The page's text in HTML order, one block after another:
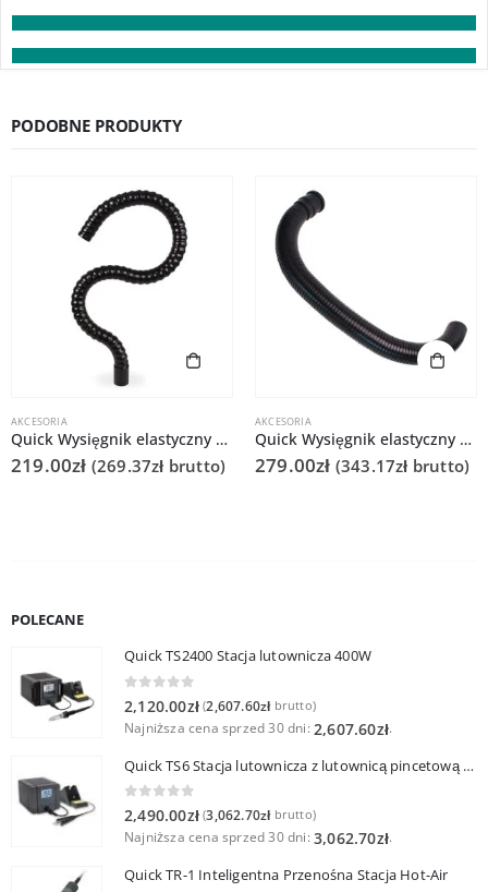
PODOBNE PRODUKTY
AKCESORIA
Quick Wysięgnik elastyczny KAP 50/1200mm do Q6101/6102 na króciec fi 50 mm
219.00zł (269.37zł brutto)
AKCESORIA
Quick Wysięgnik elastyczny okrągły KAV 50/800mm do Q6101/6102 na króciec fi 50 mm
279.00zł (343.17zł brutto)
POLECANE
Quick TS2400 Stacja lutownicza 400W
2,120.00zł (2,607.60złbrutto)
Najniższa cena sprzed 30 dni: 2,607.60zł.
Quick TS6 Stacja lutownicza z lutownicą pincetową 60W
0 out of 5
2,490.00zł (3,062.70złbrutto)
Najniższa cena sprzed 30 dni: 3,062.70zł.
Quick TR-1 Inteligentna Przenośna Stacja Hot-Air